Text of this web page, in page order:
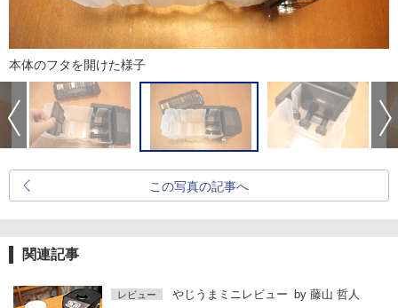
本体のフタを開けた様子
この写真の記事へ
関連記事
レビュー やじうまミニレビュー by 藤山 哲人